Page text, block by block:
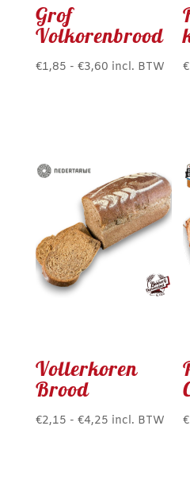
Grof
Volkorenbrood
€1,85 - €3,60Prijsklasse:
incl. BTW
variaties.
kan
gekozen
worden
op
€
Vollerkoren
Brood
€2,15 - €4,25Prijsklasse:
incl. BTW €